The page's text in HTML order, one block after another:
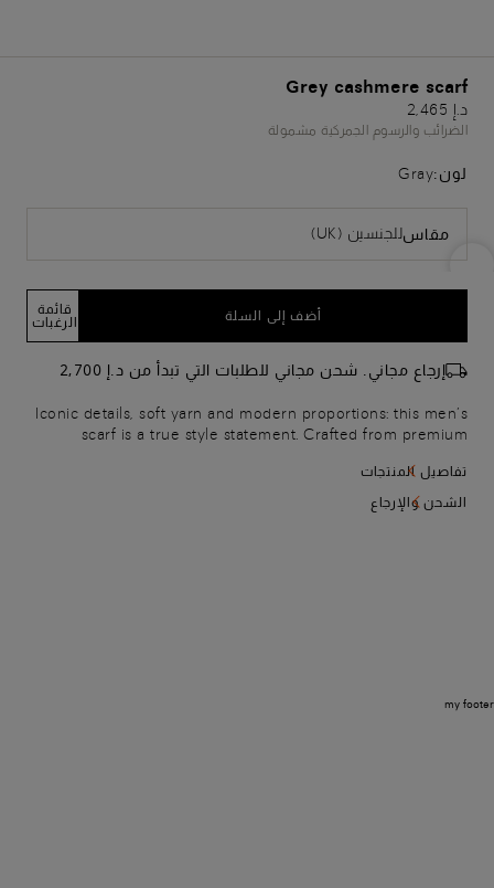
Grey cashmere scarf
د.إ 2,465
الضرائب والرسوم الجمركية مشمولة
لون:Gray
مقاسللجنسين (UK)
أضف إلى السلة
قائمة
الرغبات
إرجاع مجاني. شحن مجاني للطلبات التي تبدأ من د.إ 2,700
Iconic details, soft yarn and modern proportions: this men’s
scarf is a true style statement. Crafted from premium
the coldest days. Finished with delicate fringed edges and
Sigillo topstitching in Arancio Santoni, it reflects the
Maison’s devotion to artisanal excellence down to the
تفاصيل المنتجات
الشحن والإرجاع
my footer